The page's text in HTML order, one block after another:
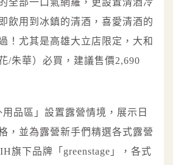
全部一口氣網羅，更設置清酒冷
飲用到冰鎮的清酒，喜愛清酒的
！尤其是高雄大立店限定，大和
/朱華）必買，建議售價2,690
用品區」設置露營情境，展示日
，並為露營新手們精選各式露營
旗下品牌「greenstage」，各式